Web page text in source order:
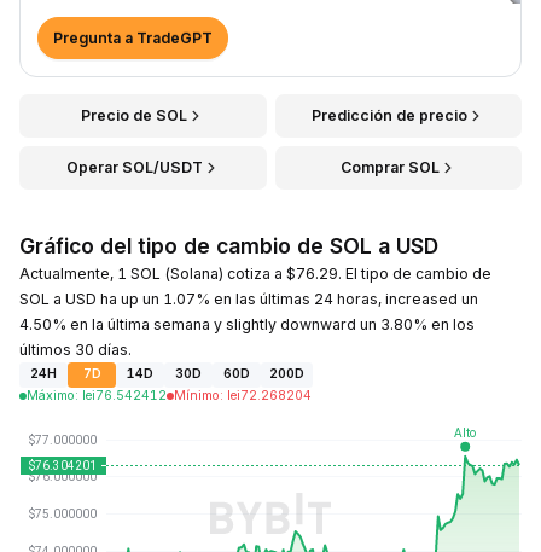
Pregunta a TradeGPT
Precio de SOL Predicción de precio
Operar SOL/USDT Comprar SOL
Gráfico del tipo de cambio de SOL a USD
Actualmente, 1 SOL (Solana) cotiza a $76.29. El tipo de cambio de
SOL a USD ha up un 1.07% en las últimas 24 horas, increased un
4.50% en la última semana y slightly downward un 3.80% en los
últimos 30 días.
24H 7D 14D 30D 60D
200D
Máximo: lei76.542412 Mínimo: lei72.268204